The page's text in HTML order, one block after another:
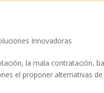
Innovadoras
la mala contratación,
el proponer alternativas